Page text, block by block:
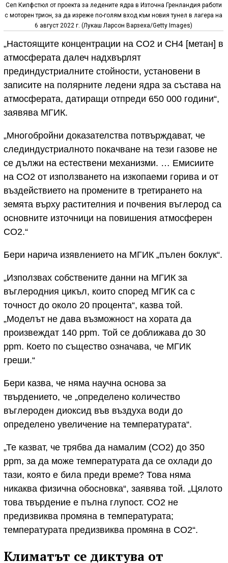
Сеп Кипфстюл от проекта за ледените ядра в Източна Гренландия работи
с моторен трион, за да изреже по-голям вход към новия тунел в лагера на
6 август 2022 г. (Лукаш Ларсон Варзеха/Getty Images)
„Настоящите концентрации на CO2 и CH4 [метан] в
атмосферата далеч надхвърлят
прединдустриалните стойности, установени в
записите на полярните ледени ядра за състава на
атмосферата, датиращи отпреди 650 000 години“,
заявява МГИК.
„Многобройни доказателства потвърждават, че
слединдустриалното покачване на тези газове не
се дължи на естествени механизми. … Емисиите
на CO2 от използването на изкопаеми горива и от
въздействието на промените в третирането на
земята върху растителния и почвения въглерод са
основните източници на повишения атмосферен
CO2.“
Бери нарича изявлението на МГИК „пълен боклук“.
„Използвах собствените данни на МГИК за
въглеродния цикъл, които според МГИК са с
точност до около 20 процента“, казва той.
„Моделът не дава възможност на хората да
произвеждат 140 ppm. Той се доближава до 30
ppm. Което по същество означава, че МГИК
греши.“
Бери казва, че няма научна основа за
твърдението, че „определено количество
въглероден диоксид във въздуха води до
определено увеличение на температурата“.
„Те казват, че трябва да намалим (CO2) до 350
ppm, за да може температурата да се охлади до
тази, която е била преди време? Това няма
никаква физична обосновка“, заявява той. „Цялото
това твърдение е пълна глупост. СО2 не
предизвиква промяна в температурата;
температурата предизвиква промяна в СО2“.
Климатът се диктува от